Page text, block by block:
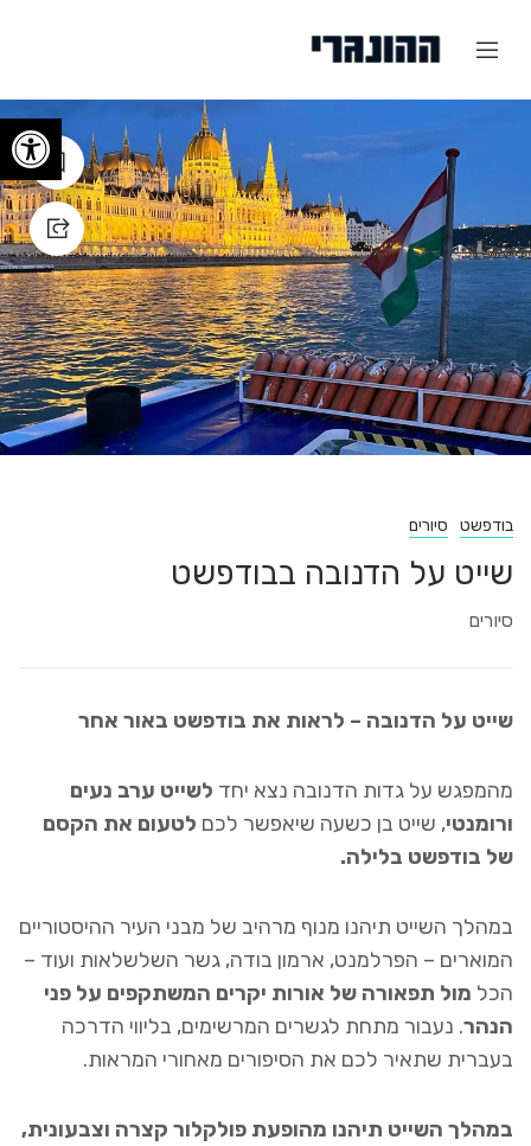
בודפשט סיורים
שייט על הדנובה בבודפשט
סיורים
שייט על הדנובה – לראות את בודפשט באור אחר
מהמפגש על גדות הדנובה נצא יחד לשייט ערב נעים
ורומנטי, שייט בן כשעה שיאפשר לכם לטעום את הקסם
של בודפשט בלילה.
במהלך השייט תיהנו מנוף מרהיב של מבני העיר ההיסטוריים
המוארים – הפרלמנט, ארמון בודה, גשר השלשלאות ועוד –
הכל מול תפאורה של אורות יקרים המשתקפים על פני
הנהר. נעבור מתחת לגשרים המרשימים, בליווי הדרכה
בעברית שתאיר לכם את הסיפורים מאחורי המראות.
במהלך השייט תיהנו מהופעת פולקלור קצרה וצבעונית,